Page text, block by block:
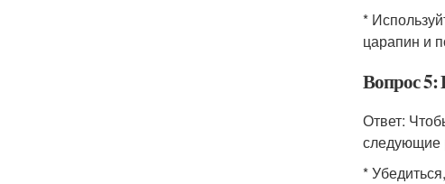
*
царапин и
Вопрос 5:
Ответ:
следующие
*